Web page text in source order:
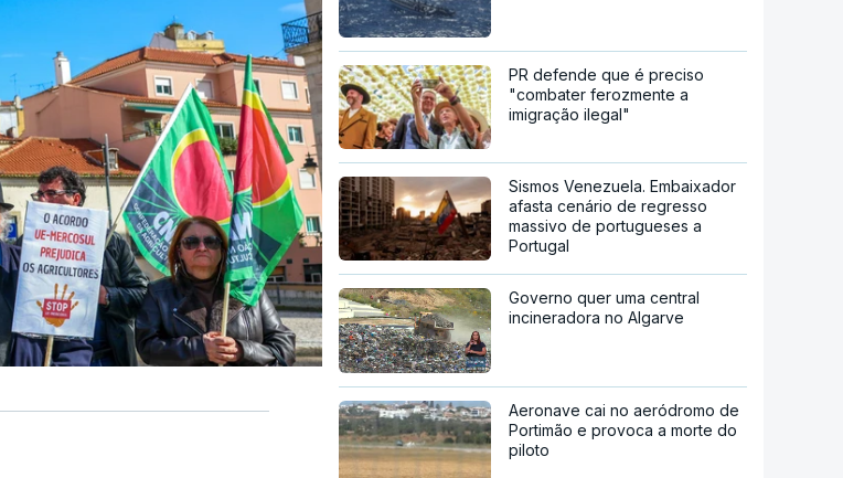
PR defende que é preciso
"combater ferozmente a
imigração ilegal"
Sismos Venezuela. Embaixador
afasta cenário de regresso
massivo de portugueses a
Portugal
Governo quer uma central
incineradora no Algarve
Aeronave cai no aeródromo de
Portimão e provoca a morte do
piloto